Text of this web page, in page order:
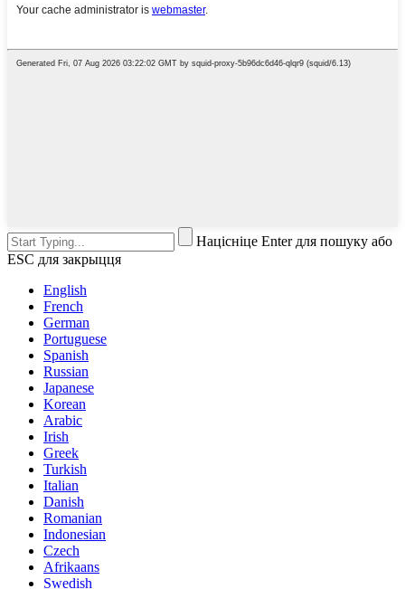
Націсніце Enter для пошуку або
ESC для закрыцця
English
French
German
Portuguese
Spanish
Russian
Japanese
Korean
Arabic
Irish
Greek
Turkish
Italian
Danish
Romanian
Indonesian
Czech
Afrikaans
Swedish